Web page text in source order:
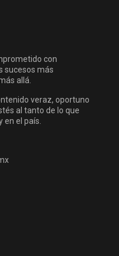
con
sucesos más
allá.
veraz, oportuno
al tanto de lo que
en el país.